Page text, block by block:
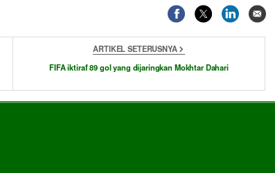
ARTIKEL SETERUSNYA
FIFA iktiraf 89 gol yang dijaringkan Mokhtar Dahari